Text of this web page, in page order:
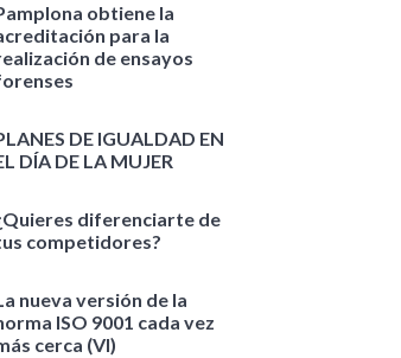
obtiene la
para la
de ensayos
DE IGUALDAD EN
DÍA DE LA MUJER
diferenciarte de
competidores?
nueva versión de la
ISO 9001 cada vez
cerca (VI)